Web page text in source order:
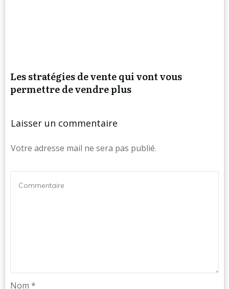
Les stratégies de vente qui vont vous
permettre de vendre plus
Laisser un commentaire
Votre adresse mail ne sera pas publié.
Nom *